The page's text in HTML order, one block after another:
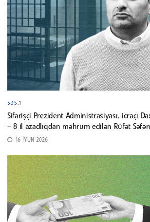
535.1
Sifarişçi Prezident Administrasiyası, icraçı
– 8 il azadlıqdan məhrum edilən Rüfət
16 İYUN 2026